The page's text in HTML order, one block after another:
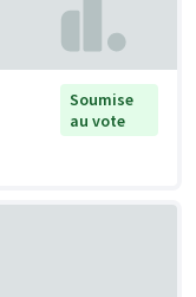
Soumise
au vote